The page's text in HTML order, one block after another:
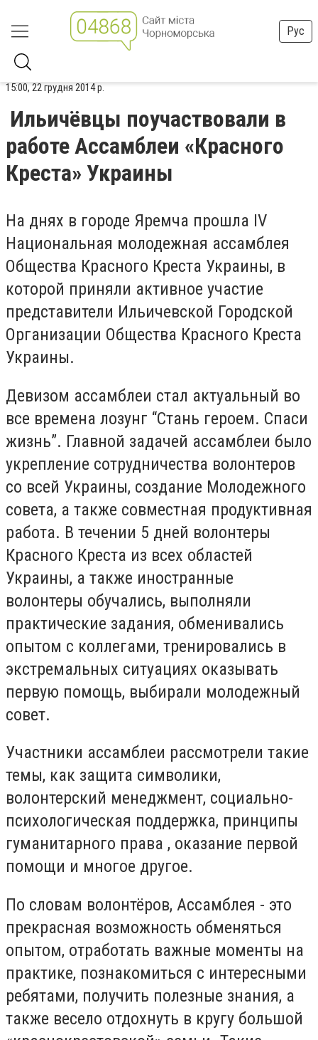
Рус
15:00, 22 грудня 2014 р.
Ильичёвцы поучаствовали в
работе Ассамблеи «Красного
Креста» Украины
На днях в городе Яремча прошла IV
Национальная молодежная ассамблея
Общества Красного Креста Украины, в
которой приняли активное участие
представители Ильичевской Городской
Организации Общества Красного Креста
Украины.
Девизом ассамблеи стал актуальный во
все времена лозунг “Стань героем. Спаси
жизнь”. Главной задачей ассамблеи было
укрепление сотрудничества волонтеров
со всей Украины, создание Молодежного
совета, а также совместная продуктивная
работа. В течении 5 дней волонтеры
Красного Креста из всех областей
Украины, а также иностранные
волонтеры обучались, выполняли
практические задания, обменивались
опытом с коллегами, тренировались в
экстремальных ситуациях оказывать
первую помощь, выбирали молодежный
совет.
Участники ассамблеи рассмотрели такие
темы, как защита символики,
волонтерский менеджмент, социально-
психологическая поддержка, принципы
гуманитарного права , оказание первой
помощи и многое другое.
По словам волонтёров, Ассамблея - это
прекрасная возможность обменяться
опытом, отработать важные моменты на
практике, познакомиться с интересными
ребятами, получить полезные знания, а
также весело отдохнуть в кругу большой